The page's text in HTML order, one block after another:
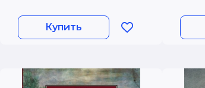
Купить